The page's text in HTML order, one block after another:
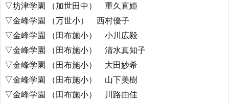
▽坊津学園 （加世田中） 重久直姫
▽金峰学園 （万世小） 西村優子
▽金峰学園 （田布施小） 小川広毅
▽金峰学園 （田布施小） 清水真知子
▽金峰学園 （田布施小） 大田妙希
▽金峰学園 （田布施小） 山下美樹
▽金峰学園 （田布施小） 川路由佳